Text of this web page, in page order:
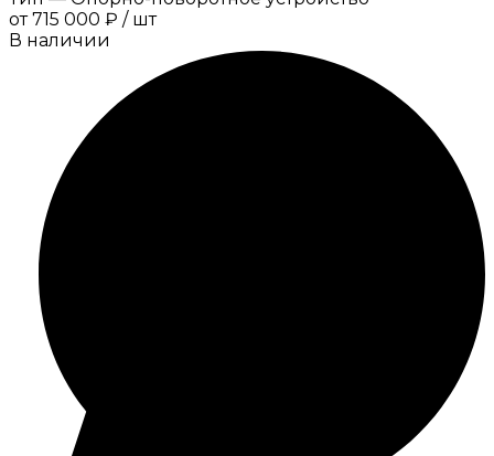
от 715 000 ₽ / шт
В наличии